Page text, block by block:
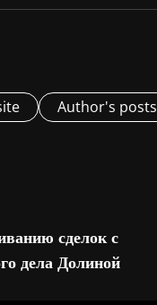
Author's posts
сделок с
дела Долиной